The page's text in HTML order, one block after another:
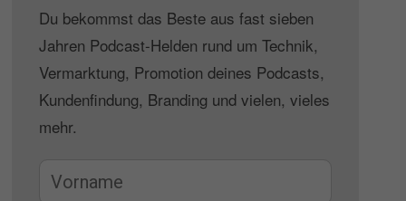
Du bekommst das Beste aus fast sieben
Jahren Podcast-Helden rund um Technik,
Vermarktung, Promotion deines Podcasts,
Kundenfindung, Branding und vielen, vieles
mehr.